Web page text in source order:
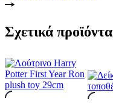
Σχετικά προϊόντα